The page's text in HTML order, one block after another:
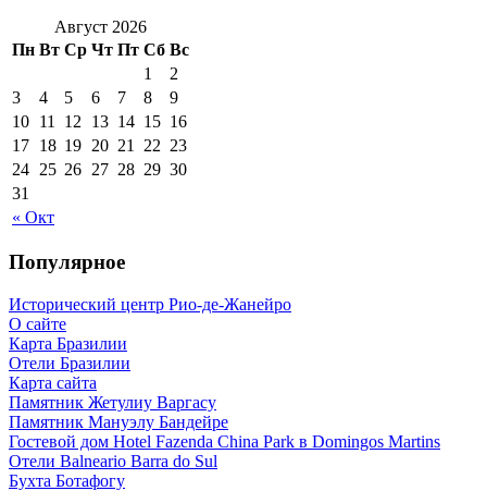
Август 2026
Пн Вт Ср Чт Пт Сб Вс
« Окт
1
2
3
4 5 6 7 8
9
10 11 12 13 14 15 16
17 18 19 20 21 22 23
24 25 26 27 28 29 30
31
Популярное
Исторический центр Рио-де-Жанейро
О сайте
Карта Бразилии
Отели Бразилии
Карта сайта
Памятник Жетулиу Варгасу
Памятник Мануэлу Бандейре
Гостевой дом Hotel Fazenda China Park в Domingos Martins
Отели Balneario Barra do Sul
Бухта Ботафогу